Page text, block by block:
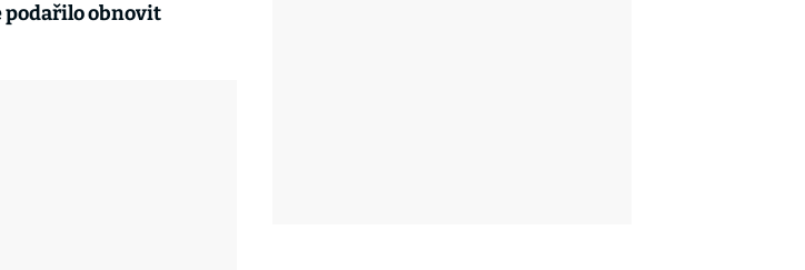
podařilo obnovit